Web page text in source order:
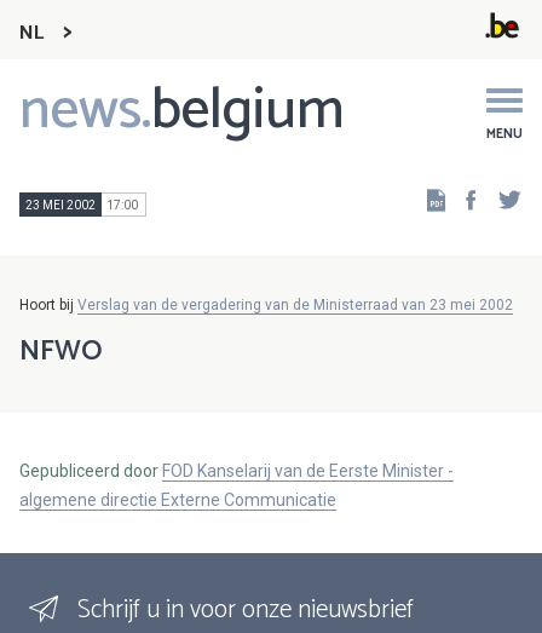
NL
news.belgium MENU
Main
navigation
23 MEI 2002 17:00
Hoort bij Verslag van de vergadering van de Ministerraad van 23 mei 2002
NFWO
Gepubliceerd door FOD Kanselarij van de Eerste Minister -
algemene directie Externe Communicatie
Schrijf u in voor onze nieuwsbrief